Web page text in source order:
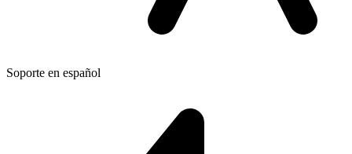
Soporte en español